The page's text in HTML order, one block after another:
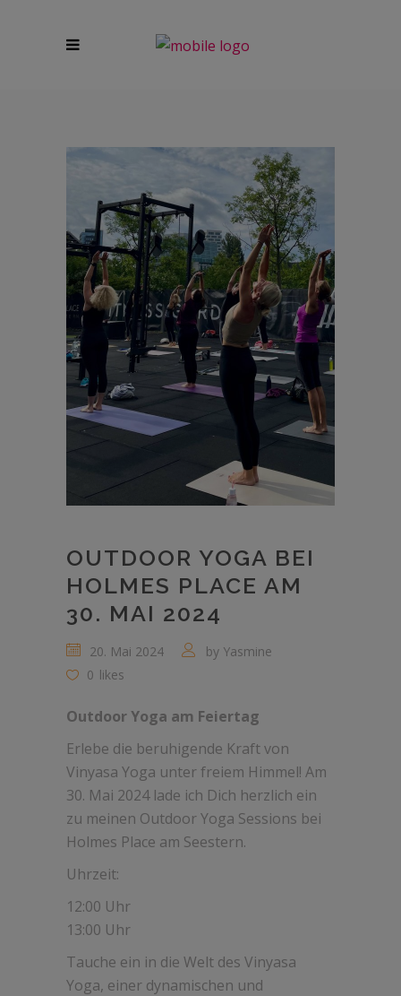
OUTDOOR YOGA BEI
HOLMES PLACE AM
30. MAI 2024
20. Mai 2024 by Yasmine
0 likes
Outdoor Yoga am Feiertag
Erlebe die beruhigende Kraft von
Vinyasa Yoga unter freiem Himmel! Am
30. Mai 2024 lade ich Dich herzlich ein
zu meinen Outdoor Yoga Sessions bei
Holmes Place am Seestern.
Uhrzeit:
12:00 Uhr
13:00 Uhr
Tauche ein in die Welt des Vinyasa
Yoga, einer dynamischen und